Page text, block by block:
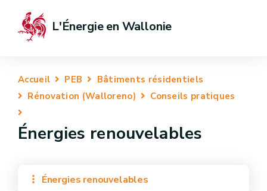
L'Énergie en Wallonie
Accueil PEB
Bâtiments résidentiels
Rénovation (Walloreno)
Conseils pratiques
Énergies renouvelables
Énergies renouvelables